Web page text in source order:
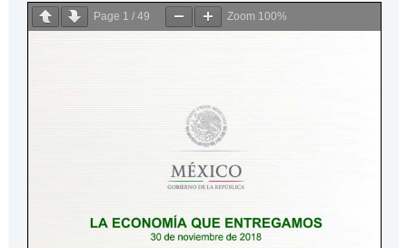
Page 1 / 49 Zoom 100%